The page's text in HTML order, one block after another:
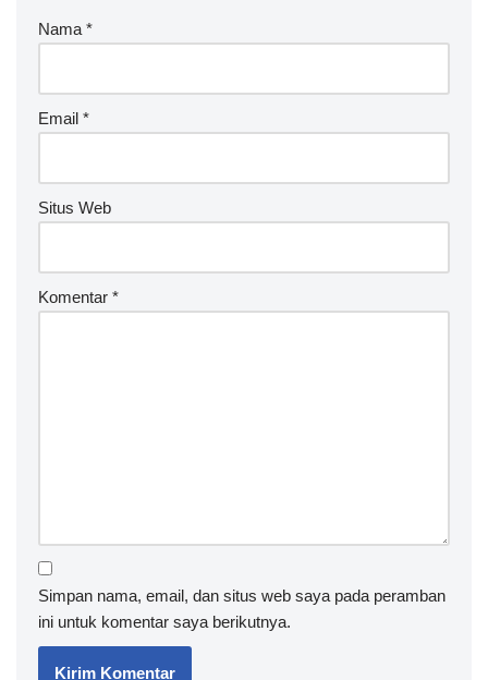
Nama *
Email *
Situs Web
Komentar *
Simpan nama, email, dan situs web saya pada peramban
ini untuk komentar saya berikutnya.